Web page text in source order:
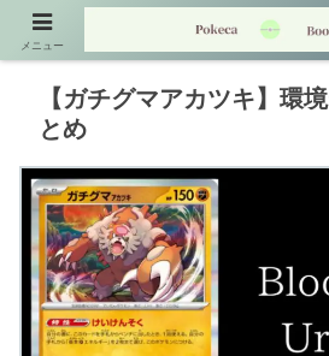
【ガチグマアカツキ】環
とめ
メニュー